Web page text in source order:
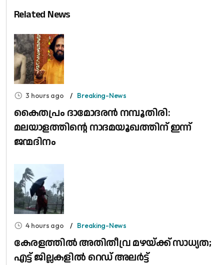
Related News
3 hours ago Breaking-News
കൈതപ്രം ദാമോദരൻ നമ്പൂതിരി:
മലയാളത്തിന്റെ നാദമയൂഖത്തിന് ഇന്ന്
ജന്മദിനം
4 hours ago Breaking-News
കേരളത്തിൽ അതിതീവ്ര മഴയ്ക്ക് സാധ്യത;
എട്ട് ജില്ലകളിൽ റെഡ് അലർട്ട്